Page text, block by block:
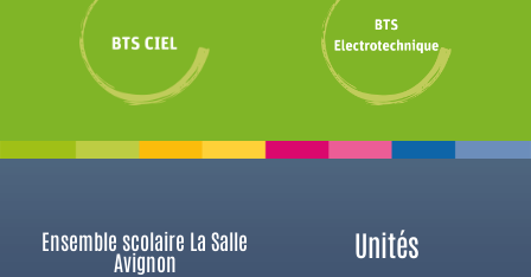
Ensemble scolaire La Salle
Avignon Unités